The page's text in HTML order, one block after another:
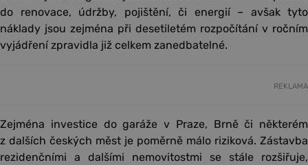
do renovace, údržby, pojištění, či energií – avšak tyto
náklady jsou zejména při desetiletém rozpočítání v ročním
vyjádření zpravidla již celkem zanedbatelné.
REKLAMA
Zejména investice do garáže v Praze, Brně či některém
z dalších českých měst je poměrně málo riziková. Zástavba
rezidenčními a dalšími nemovitostmi se stále rozšiřuje,